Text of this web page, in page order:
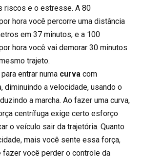
riscos e o estresse. A 80
hora você percorre uma distância
em 37 minutos, e a 100
hora você vai demorar 30 minutos
trajeto.
entrar numa curva com
diminuindo a velocidade, usando o
a marcha. Ao fazer uma curva,
centrífuga exige certo esforço
o veículo sair da trajetória. Quanto
mais você sente essa força,
fazer você perder o controle da